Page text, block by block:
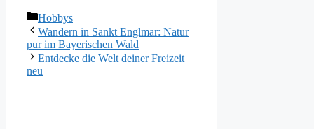
Kategorien
Hobbys
Wandern in Sankt Englmar: Natur
pur im Bayerischen Wald
Entdecke die Welt deiner Freizeit
neu